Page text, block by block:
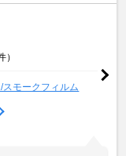
）
スモークフィルム